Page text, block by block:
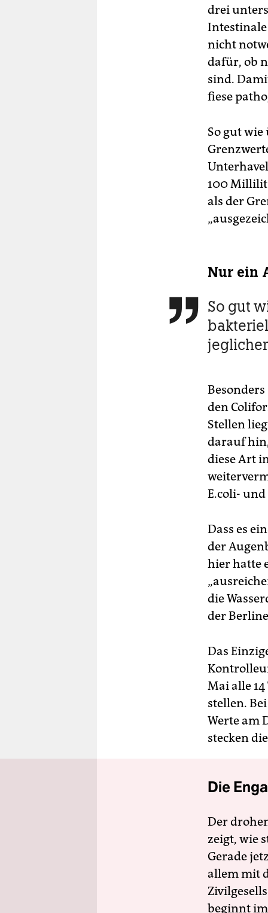
drei
Intestinale
nicht
dafür, ob
sind.
fiese
So gut
100
als der
Nur ein
 So gut
den
Stellen
darauf
diese Art
E.coli-
Dass es
der
hier hatte
die
der
Das
Mai alle
stellen.
Werte am
stecken
Die
Der
zeigt, wie
Gerade
allem mit
beginnt